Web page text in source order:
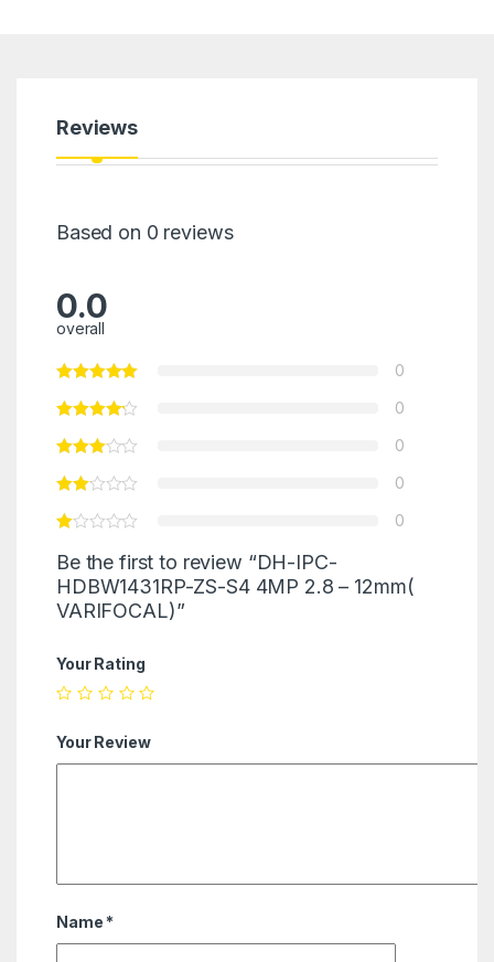
Reviews
Based on 0 reviews
0.0
overall
0
0
0
0
0
Be the first to review “DH-IPC-
HDBW1431RP-ZS-S4 4MP 2.8 – 12mm(
VARIFOCAL)”
Your Rating
Your Review
Name *